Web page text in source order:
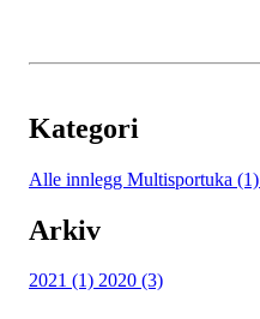
Kategori
Alle innlegg Multisportuka (1)
Arkiv
2021 (1) 2020 (3)